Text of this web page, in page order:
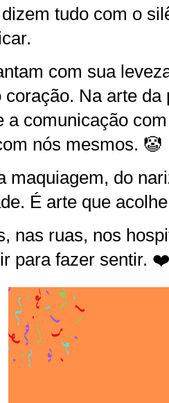
tudo com o
com sua
coração. Na arte
a comunicação
nós mesmos. 🤡
maquiagem, do
É arte que
nas ruas, nos
para fazer sentir. ❤️